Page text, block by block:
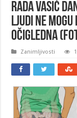
RADA VASIĆ
Ljudi ne mogu
OČIGLEDNA
Zanimljivosti